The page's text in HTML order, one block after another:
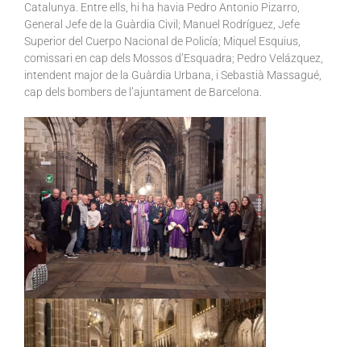
Catalunya. Entre ells, hi ha havia Pedro Antonio Pizarro,
General Jefe de la Guàrdia Civil; Manuel Rodríguez, Jefe
Superior del Cuerpo Nacional de Policía; Miquel Esquius,
comissari en cap dels Mossos d’Esquadra; Pedro Velázquez,
intendent major de la Guàrdia Urbana, i Sebastià Massagué,
cap dels bombers de l’ajuntament de Barcelona.